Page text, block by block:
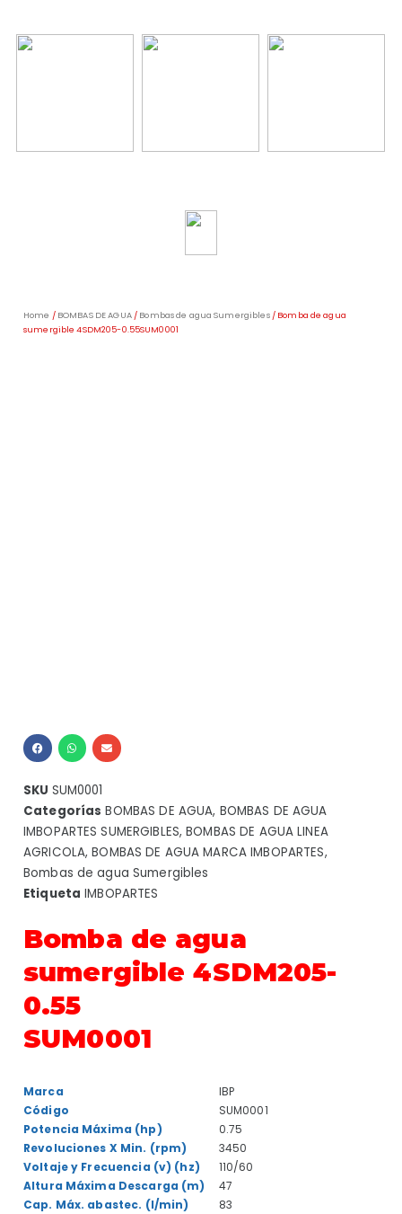
Home / BOMBAS DE AGUA/ Bombas de agua Sumergibles/ Bomba de agua
sumergible 4SDM205-0.55SUM0001
SKU SUM0001
Categorías BOMBAS DE AGUA, BOMBAS DE AGUA
IMBOPARTES SUMERGIBLES,BOMBAS DE AGUA LINEA
AGRICOLA,BOMBAS DE AGUA MARCA IMBOPARTES,
Bombas de agua Sumergibles
Etiqueta IMBOPARTES
Bomba de agua
sumergible 4SDM205-
0.55
SUM0001
Marca
Código
Potencia Máxima (hp)
Revoluciones X Min. (rpm)
Voltaje y Frecuencia (v) (hz)
Altura Máxima Descarga (m)
Cap. Máx. abastec. (l/min)
IBP
SUM0001
0.75
3450
110/60
47
83